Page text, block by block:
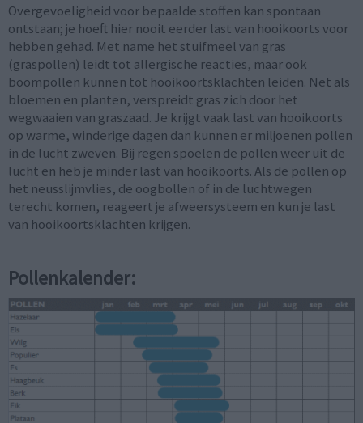
Overgevoeligheid voor bepaalde stoffen kan spontaan
ontstaan; je hoeft hier nooit eerder last van hooikoorts voor
hebben gehad. Met name het stuifmeel van gras
(graspollen) leidt tot allergische reacties, maar ook
boompollen kunnen tot hooikoortsklachten leiden. Net als
bloemen en planten, verspreidt gras zich door het
wegwaaien van graszaad. Je krijgt vaak last van hooikoorts
op warme, winderige dagen dan kunnen er miljoenen pollen
in de lucht zweven. Bij regen spoelen de pollen weer uit de
lucht en heb je minder last van hooikoorts. Als de pollen op
het neusslijmvlies, de oogbollen of in de luchtwegen
terecht komen, reageert je afweersysteem en kun je last
van hooikoortsklachten krijgen.
Pollenkalender: